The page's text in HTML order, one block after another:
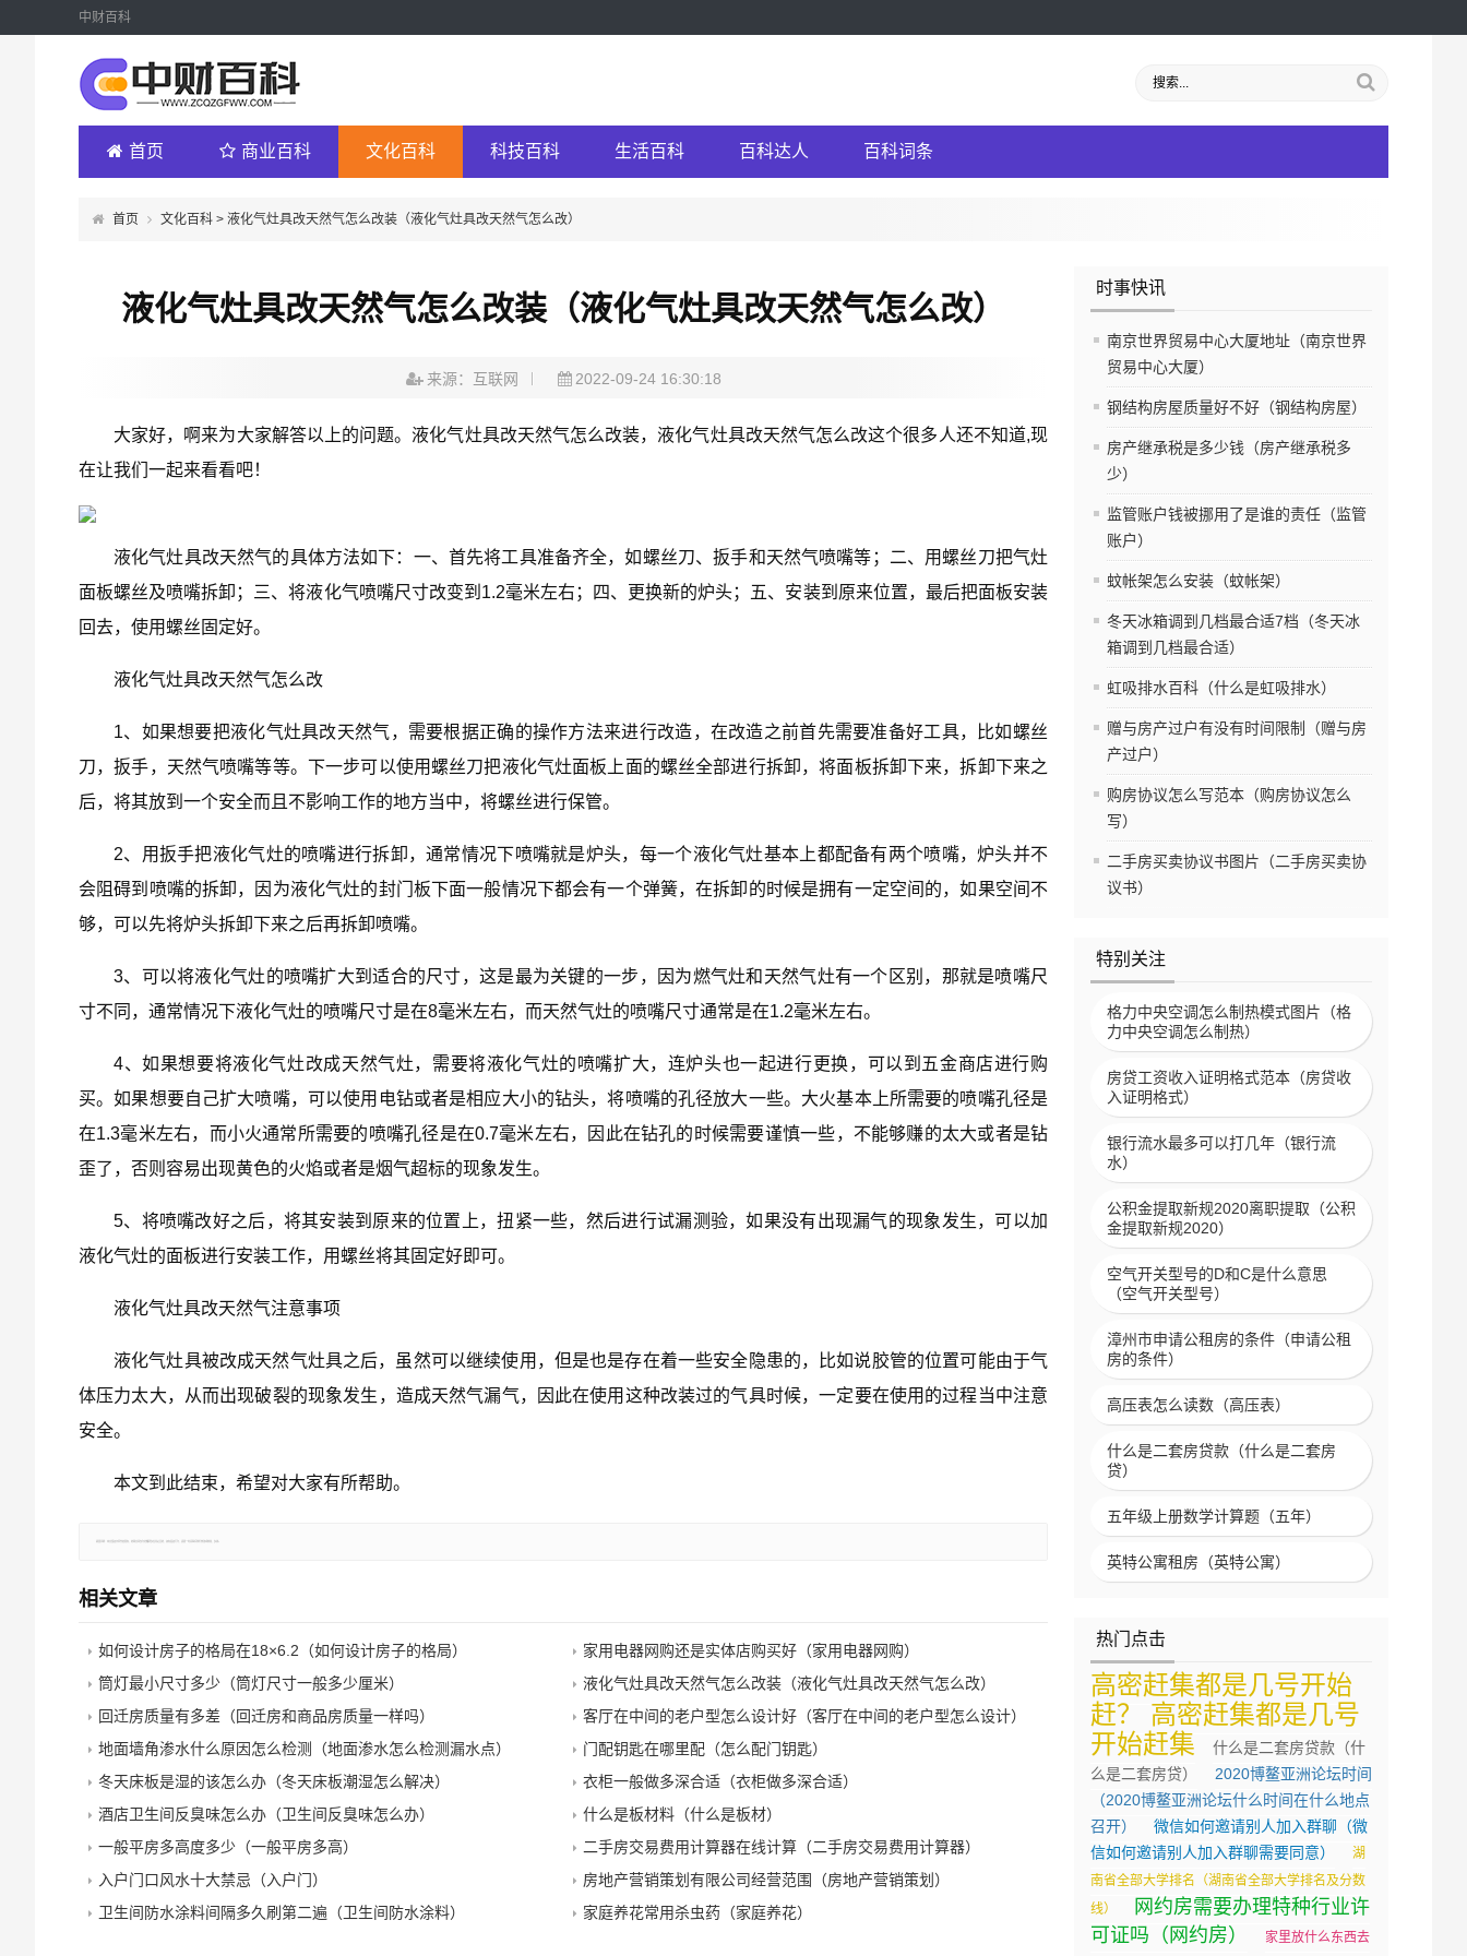
中财百科
首页 商业百科 文化百科 科技百科 生活百科 百科达人 百科词条
首页 文化百科 > 液化气灶具改天然气怎么改装（液化气灶具改天然气怎么改）
时事快讯
南京世界贸易中心大厦地址（南京世界
贸易中心大厦）
钢结构房屋质量好不好（钢结构房屋）
房产继承税是多少钱（房产继承税多
少）
监管账户钱被挪用了是谁的责任（监管
账户）
蚊帐架怎么安装（蚊帐架）
冬天冰箱调到几档最合适7档（冬天冰
箱调到几档最合适）
虹吸排水百科（什么是虹吸排水）
赠与房产过户有没有时间限制（赠与房
产过户）
购房协议怎么写范本（购房协议怎么
写）
二手房买卖协议书图片（二手房买卖协
议书）
特别关注
格力中央空调怎么制热模式图片（格
力中央空调怎么制热）
房贷工资收入证明格式范本（房贷收
入证明格式）
银行流水最多可以打几年（银行流
水）
公积金提取新规2020离职提取（公积
金提取新规2020）
空气开关型号的D和C是什么意思
（空气开关型号）
漳州市申请公租房的条件（申请公租
房的条件）
高压表怎么读数（高压表）
什么是二套房贷款（什么是二套房
贷）
五年级上册数学计算题（五年）
英特公寓租房（英特公寓）
热门点击
高密赶集都是几号开始
赶？ 高密赶集都是几号
开始赶集
什么是二套房贷款（什
么是二套房贷）
2020博鳌亚洲论坛时间
（2020博鳌亚洲论坛什么时间在什么地点
召开）
微信如何邀请别人加入群聊（微
信如何邀请别人加入群聊需要同意）
湖
南省全部大学排名（湖南省全部大学排名及分数
线）
网约房需要办理特种行业许
可证吗（网约房）
家里放什么东西去
液化气灶具改天然气怎么改装（液化气灶具改天然气怎么改）
来源：互联网 2022-09-24 16:30:18
大家好，啊来为大家解答以上的问题。液化气灶具改天然气怎么改装，液化气灶具改天然气怎么改这个很多人还不知道,现
在让我们一起来看看吧！
液化气灶具改天然气的具体方法如下：一、首先将工具准备齐全，如螺丝刀、扳手和天然气喷嘴等；二、用螺丝刀把气灶
面板螺丝及喷嘴拆卸；三、将液化气喷嘴尺寸改变到1.2毫米左右；四、更换新的炉头；五、安装到原来位置，最后把面板安装
回去，使用螺丝固定好。
液化气灶具改天然气怎么改
1、如果想要把液化气灶具改天然气，需要根据正确的操作方法来进行改造，在改造之前首先需要准备好工具，比如螺丝
刀，扳手，天然气喷嘴等等。下一步可以使用螺丝刀把液化气灶面板上面的螺丝全部进行拆卸，将面板拆卸下来，拆卸下来之
后，将其放到一个安全而且不影响工作的地方当中，将螺丝进行保管。
2、用扳手把液化气灶的喷嘴进行拆卸，通常情况下喷嘴就是炉头，每一个液化气灶基本上都配备有两个喷嘴，炉头并不
会阻碍到喷嘴的拆卸，因为液化气灶的封门板下面一般情况下都会有一个弹簧，在拆卸的时候是拥有一定空间的，如果空间不
够，可以先将炉头拆卸下来之后再拆卸喷嘴。
3、可以将液化气灶的喷嘴扩大到适合的尺寸，这是最为关键的一步，因为燃气灶和天然气灶有一个区别，那就是喷嘴尺
寸不同，通常情况下液化气灶的喷嘴尺寸是在8毫米左右，而天然气灶的喷嘴尺寸通常是在1.2毫米左右。
4、如果想要将液化气灶改成天然气灶，需要将液化气灶的喷嘴扩大，连炉头也一起进行更换，可以到五金商店进行购
买。如果想要自己扩大喷嘴，可以使用电钻或者是相应大小的钻头，将喷嘴的孔径放大一些。大火基本上所需要的喷嘴孔径是
在1.3毫米左右，而小火通常所需要的喷嘴孔径是在0.7毫米左右，因此在钻孔的时候需要谨慎一些，不能够赚的太大或者是钻
歪了，否则容易出现黄色的火焰或者是烟气超标的现象发生。
5、将喷嘴改好之后，将其安装到原来的位置上，扭紧一些，然后进行试漏测验，如果没有出现漏气的现象发生，可以加
液化气灶的面板进行安装工作，用螺丝将其固定好即可。
液化气灶具改天然气注意事项
液化气灶具被改成天然气灶具之后，虽然可以继续使用，但是也是存在着一些安全隐患的，比如说胶管的位置可能由于气
体压力太大，从而出现破裂的现象发生，造成天然气漏气，因此在使用这种改装过的气具时候，一定要在使用的过程当中注意
安全。
本文到此结束，希望对大家有所帮助。
相关文章
如何设计房子的格局在18×6.2（如何设计房子的格局）
家用电器网购还是实体店购买好（家用电器网购）
筒灯最小尺寸多少（筒灯尺寸一般多少厘米）
液化气灶具改天然气怎么改装（液化气灶具改天然气怎么改）
回迁房质量有多差（回迁房和商品房质量一样吗）
客厅在中间的老户型怎么设计好（客厅在中间的老户型怎么设计）
地面墙角渗水什么原因怎么检测（地面渗水怎么检测漏水点）
门配钥匙在哪里配（怎么配门钥匙）
冬天床板是湿的该怎么办（冬天床板潮湿怎么解决）
衣柜一般做多深合适（衣柜做多深合适）
酒店卫生间反臭味怎么办（卫生间反臭味怎么办）
什么是板材料（什么是板材）
一般平房多高度多少（一般平房多高）
二手房交易费用计算器在线计算（二手房交易费用计算器）
入户门口风水十大禁忌（入户门）
房地产营销策划有限公司经营范围（房地产营销策划）
卫生间防水涂料间隔多久刷第二遍（卫生间防水涂料）
家庭养花常用杀虫药（家庭养花）